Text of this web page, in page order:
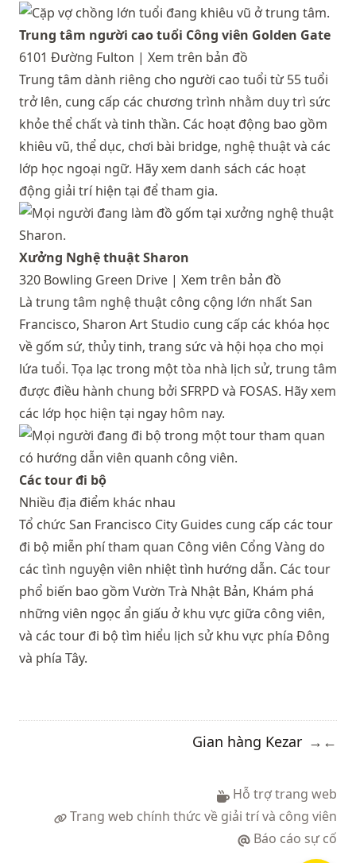
Trung tâm người cao tuổi Công viên Golden Gate
6101 Đường Fulton | Xem trên bản đồ
Trung tâm dành riêng cho người cao tuổi từ 55 tuổi
trở lên, cung cấp các chương trình nhằm duy trì sức
khỏe thể chất và tinh thần. Các hoạt động bao gồm
khiêu vũ, thể dục, chơi bài bridge, nghệ thuật và các
lớp học ngoại ngữ. Hãy xem danh sách các hoạt
động giải trí hiện tại để tham gia.
Xưởng Nghệ thuật Sharon
320 Bowling Green Drive | Xem trên bản đồ
Là trung tâm nghệ thuật công cộng lớn nhất San
Francisco, Sharon Art Studio cung cấp các khóa học
về gốm sứ, thủy tinh, trang sức và hội họa cho mọi
lứa tuổi. Tọa lạc trong một tòa nhà lịch sử, trung tâm
được điều hành chung bởi SFRPD và FOSAS. Hãy xem
các lớp học hiện tại ngay hôm nay.
Các tour đi bộ
Nhiều địa điểm khác nhau
Tổ chức San Francisco City Guides cung cấp các tour
đi bộ miễn phí tham quan Công viên Cổng Vàng do
các tình nguyện viên nhiệt tình hướng dẫn. Các tour
phổ biến bao gồm Vườn Trà Nhật Bản, Khám phá
những viên ngọc ẩn giấu ở khu vực giữa công viên,
và các tour đi bộ tìm hiểu lịch sử khu vực phía Đông
và phía Tây.
Gian hàng Kezar → ←
Hỗ trợ trang web
Trang web chính thức về giải trí và công viên
Báo cáo sự cố